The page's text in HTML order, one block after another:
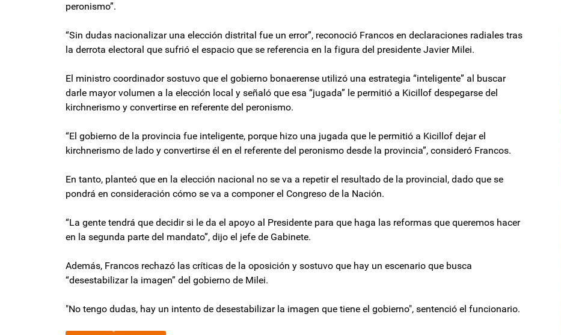
peronismo”.
“Sin dudas nacionalizar una elección distrital fue un error”, reconoció Francos en declaraciones radiales tras
la derrota electoral que sufrió el espacio que se referencia en la figura del presidente Javier Milei.
El ministro coordinador sostuvo que el gobierno bonaerense utilizó una estrategia “inteligente” al buscar
darle mayor volumen a la elección local y señaló que esa “jugada” le permitió a Kicillof despegarse del
kirchnerismo y convertirse en referente del peronismo.
“El gobierno de la provincia fue inteligente, porque hizo una jugada que le permitió a Kicillof dejar el
kirchnerismo de lado y convertirse él en el referente del peronismo desde la provincia”, consideró Francos.
En tanto, planteó que en la elección nacional no se va a repetir el resultado de la provincial, dado que se
pondrá en consideración cómo se va a componer el Congreso de la Nación.
“La gente tendrá que decidir si le da el apoyo al Presidente para que haga las reformas que queremos hacer
en la segunda parte del mandato”, dijo el jefe de Gabinete.
Además, Francos rechazó las críticas de la oposición y sostuvo que hay un escenario que busca
“desestabilizar la imagen” del gobierno de Milei.
"No tengo dudas, hay un intento de desestabilizar la imagen que tiene el gobierno", sentenció el funcionario.